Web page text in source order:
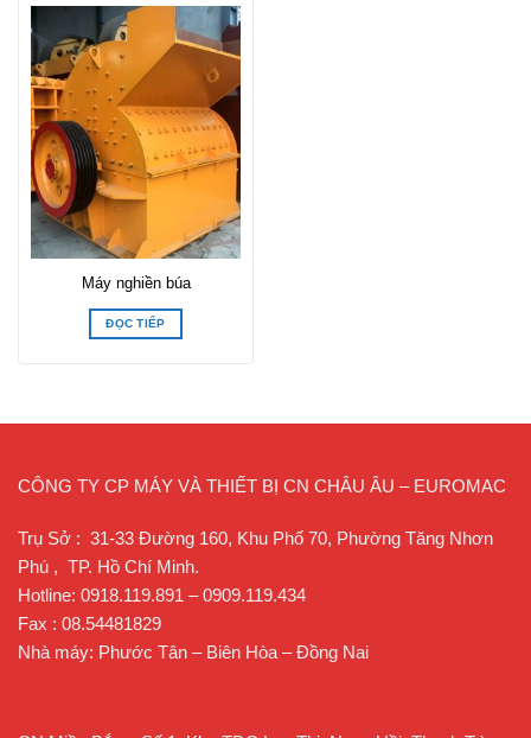
Máy nghiền búa
ĐỌC TIẾP
CÔNG TY CP MÁY VÀ THIẾT BỊ CN CHÂU ÂU – EUROMAC
Trụ Sở : 31-33 Đường 160, Khu Phố 70, Phường Tăng Nhơn
Phú , TP. Hồ Chí Minh.
Hotline: 0918.119.891 – 0909.119.434
Fax : 08.54481829
Nhà máy: Phước Tân – Biên Hòa – Đồng Nai